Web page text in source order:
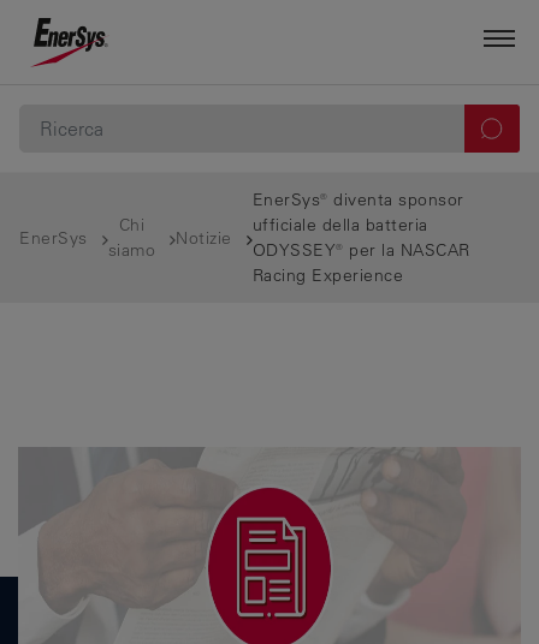
EnerSys
Chi
siamo
Notizie
EnerSys® diventa sponsor
ufficiale della batteria
ODYSSEY® per la NASCAR
Racing Experience